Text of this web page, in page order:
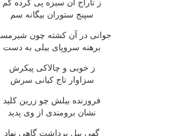
ز تاراج آن سبزه پى کرده گم
سپنج ستوران بيگانه سم
جوانى در آن کشته چون
برهنه سروپاى بيلى به دست
ز خوبى و چالاکى پيکرش
سزاوار تاج کيانى سرش
فروزنده بيلش چو زرين کليد
نشان برومندى از وى پديد
گهى بيل برداشت گاهى نهاد